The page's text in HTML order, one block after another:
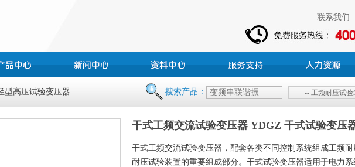
联系我们
型高压试验变压器 搜索产品： -- 工频耐压试验
干式工频交流试验变压器 YDGZ 干式试验变压
干式工频交流试验变压器，配套各类不同控制系统组成工频
耐压试验装置的重要组成部分。干式试验变压器适用于电力